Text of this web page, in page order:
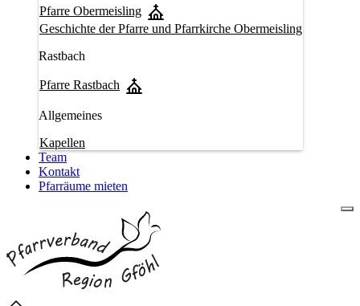
Pfarre Obermeisling
Geschichte der Pfarre und Pfarrkirche Obermeisling
Rastbach
Pfarre Rastbach
Allgemeines
Kapellen
Team
Kontakt
Pfarräume mieten